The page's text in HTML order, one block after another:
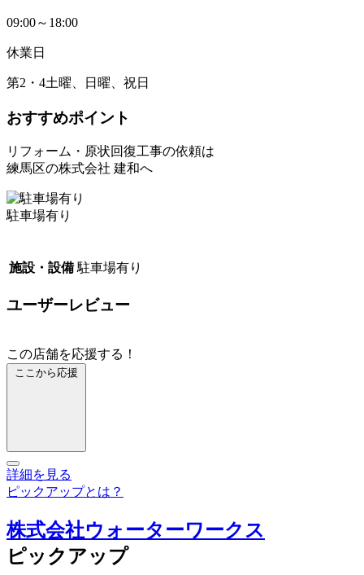
09:00～18:00
休業日
第2・4土曜、日曜、祝日
おすすめポイント
リフォーム・原状回復工事の依頼は
練馬区の株式会社 建和へ
駐車場有り
施設・設備 駐車場有り
ユーザーレビュー
この店舗を応援する！
ここから応援
詳細を見る
ピックアップとは？
株式会社ウォーターワークス
ピックアップ